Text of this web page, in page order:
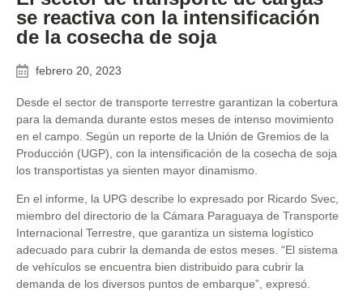
se reactiva con la intensificación
de la cosecha de soja
febrero 20, 2023
Desde el sector de transporte terrestre garantizan la cobertura
para la demanda durante estos meses de intenso movimiento
en el campo. Según un reporte de la Unión de Gremios de la
Producción (UGP), con la intensificación de la cosecha de soja
los transportistas ya sienten mayor dinamismo.
En el informe, la UPG describe lo expresado por Ricardo Svec,
miembro del directorio de la Cámara Paraguaya de Transporte
Internacional Terrestre, que garantiza un sistema logístico
adecuado para cubrir la demanda de estos meses. “El sistema
de vehículos se encuentra bien distribuido para cubrir la
demanda de los diversos puntos de embarque”, expresó.